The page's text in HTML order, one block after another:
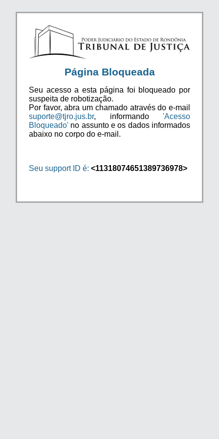
Página Bloqueada
Seu acesso a esta página foi bloqueado por
suspeita de robotização.
Por favor, abra um chamado através do e-mail
suporte@tjro.jus.br, informando 'Acesso
Bloqueado' no assunto e os dados informados
abaixo no corpo do e-mail.
Seu support ID é: <11318074651389736978>